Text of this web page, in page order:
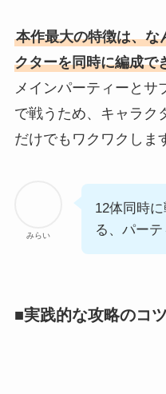
本作最大の特徴は、な
クターを同時に編成で
メインパーティーとサ
で戦うため、キャラク
だけでもワクワクしま
みらい
12体同時
る、パーテ
■実践的な攻略のコツ